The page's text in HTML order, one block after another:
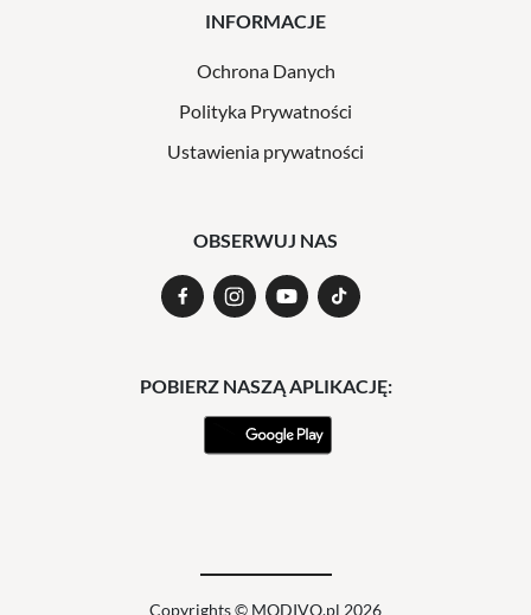
INFORMACJE
Ochrona Danych
Polityka Prywatności
Ustawienia prywatności
OBSERWUJ NAS
POBIERZ NASZĄ APLIKACJĘ:
Copyrights © MODIVO.pl 2026